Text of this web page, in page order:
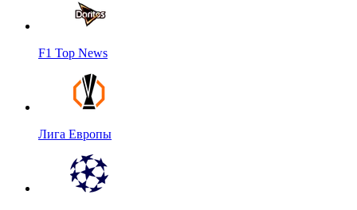
F1 Top News
Лига Европы